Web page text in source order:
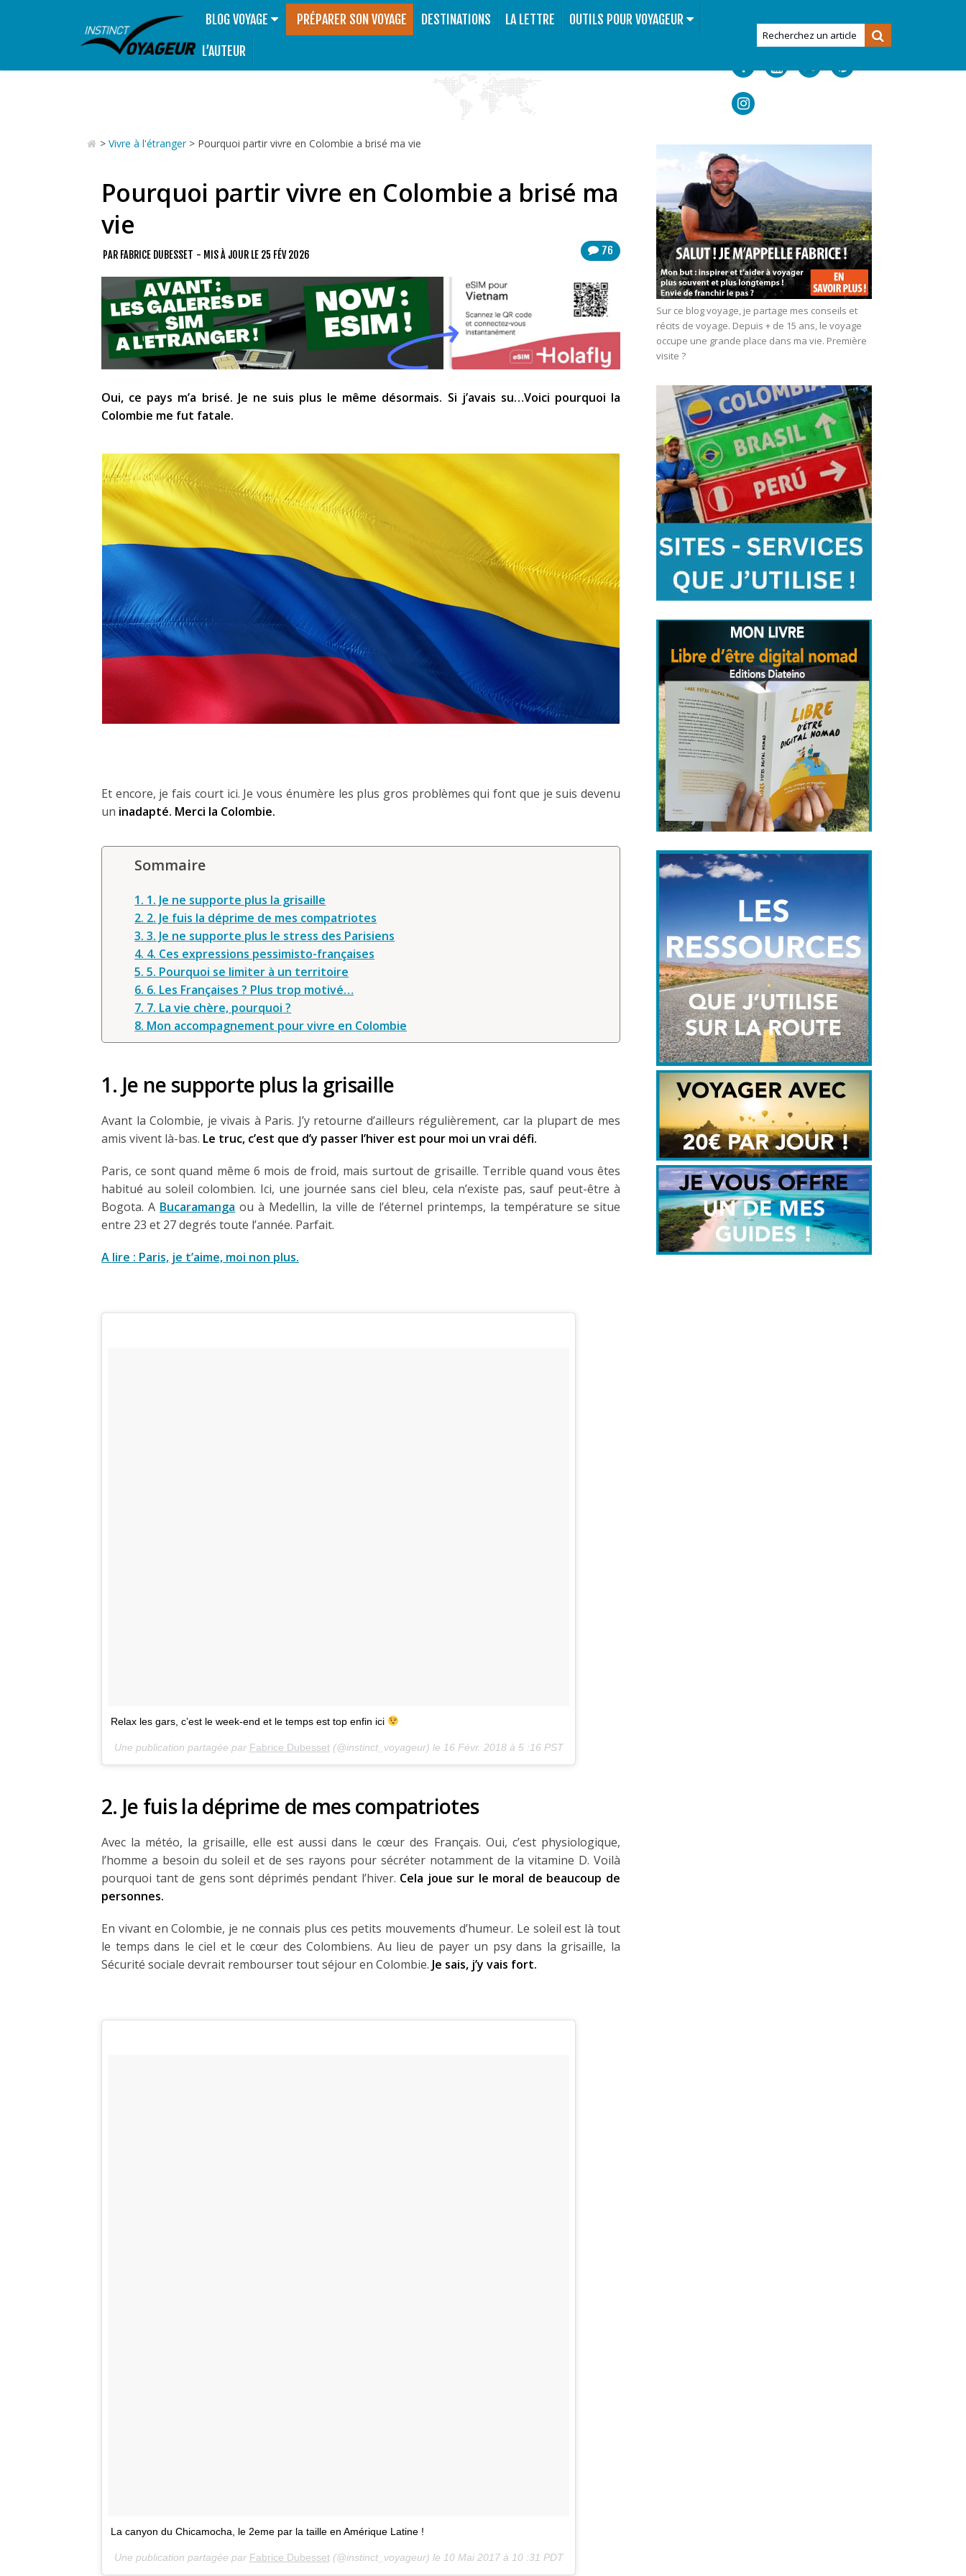
BLOG VOYAGE PRÉPARER SON VOYAGE DESTINATIONS LA LETTRE
OUTILS POUR VOYAGEUR
L’AUTEUR
> Vivre à l'étranger> Pourquoi partir vivre en Colombie a brisé ma vie
Pourquoi partir vivre en Colombie a brisé ma
vie
76
PAR FABRICE DUBESSET - MIS À JOUR LE 25 FÉV 2026
Oui, ce pays m’a brisé. Je ne suis plus le même désormais. Si j’avais su…Voici pourquoi la
Colombie me fut fatale.
Et encore, je fais court ici. Je vous énumère les plus gros problèmes qui font que je suis devenu
un inadapté. Merci la Colombie.
Sommaire
1. 1. Je ne supporte plus la grisaille
2. 2. Je fuis la déprime de mes compatriotes
3. 3. Je ne supporte plus le stress des Parisiens
4. 4. Ces expressions pessimisto-françaises
5. 5. Pourquoi se limiter à un territoire
6. 6. Les Françaises ? Plus trop motivé…
7. 7. La vie chère, pourquoi ?
8. Mon accompagnement pour vivre en Colombie
1. Je ne supporte plus la grisaille
Avant la Colombie, je vivais à Paris. J’y retourne d’ailleurs régulièrement, car la plupart de mes
amis vivent là-bas. Le truc, c’est que d’y passer l’hiver est pour moi un vrai défi.
Paris, ce sont quand même 6 mois de froid, mais surtout de grisaille. Terrible quand vous êtes
habitué au soleil colombien. Ici, une journée sans ciel bleu, cela n’existe pas, sauf peut-être à
Bogota. A Bucaramanga ou à Medellin, la ville de l’éternel printemps, la température se situe
entre 23 et 27 degrés toute l’année. Parfait.
A lire : Paris, je t’aime, moi non plus.
Relax les gars, c’est le week-end et le temps est top enfin ici
Une publication partagée par Fabrice Dubesset(@instinct_voyageur) le 16 Févr. 2018 à 5 :16 PST
2. Je fuis la déprime de mes compatriotes
Avec la météo, la grisaille, elle est aussi dans le cœur des Français. Oui, c’est physiologique,
l’homme a besoin du soleil et de ses rayons pour sécréter notamment de la vitamine D. Voilà
pourquoi tant de gens sont déprimés pendant l’hiver. Cela joue sur le moral de beaucoup de
personnes.
En vivant en Colombie, je ne connais plus ces petits mouvements d’humeur. Le soleil est là tout
le temps dans le ciel et le cœur des Colombiens. Au lieu de payer un psy dans la grisaille, la
Sécurité sociale devrait rembourser tout séjour en Colombie. Je sais, j’y vais fort.
La canyon du Chicamocha, le 2eme par la taille en Amérique Latine !
Une publication partagée par Fabrice Dubesset(@instinct_voyageur) le 10 Mai 2017 à 10 :31 PDT
Sur ce blog voyage, je partage mes conseils et
récits de voyage. Depuis + de 15 ans, le voyage
occupe une grande place dans ma vie. Première
visite ?